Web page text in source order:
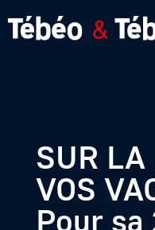
SUR LA
VOS
Pour